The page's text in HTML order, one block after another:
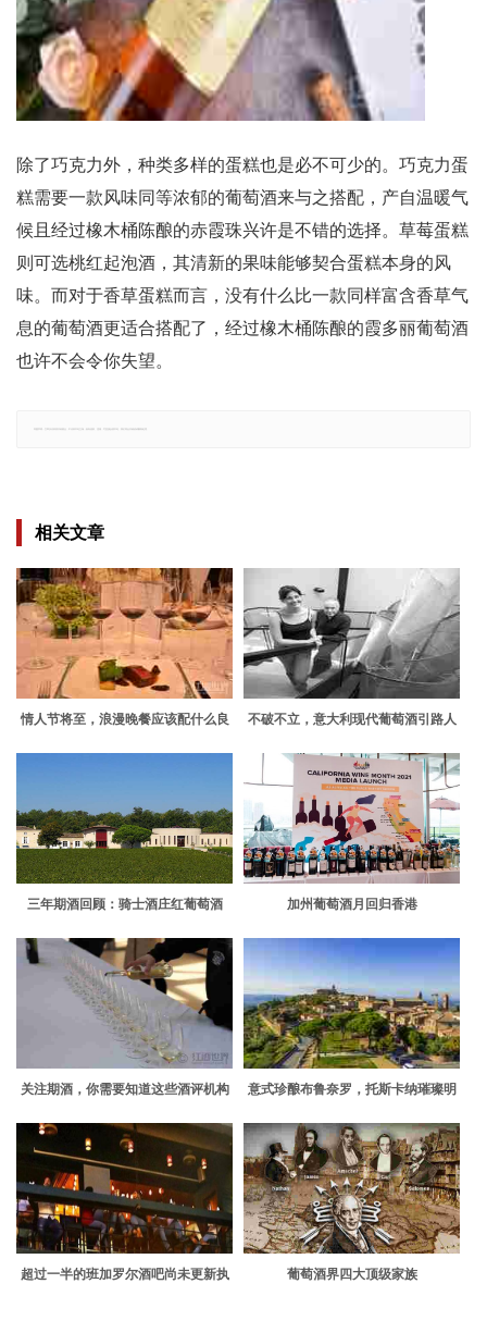
除了巧克力外，种类多样的蛋糕也是必不可少的。巧克力蛋
糕需要一款风味同等浓郁的葡萄酒来与之搭配，产自温暖气
候且经过橡木桶陈酿的赤霞珠兴许是不错的选择。草莓蛋糕
则可选桃红起泡酒，其清新的果味能够契合蛋糕本身的风
味。而对于香草蛋糕而言，没有什么比一款同样富含香草气
息的葡萄酒更适合搭配了，经过橡木桶陈酿的霞多丽葡萄酒
也许不会令你失望。
相关文章
情人节将至，浪漫晚餐应该配什么良
不破不立，意大利现代葡萄酒引路人
三年期酒回顾：骑士酒庄红葡萄酒 加州葡萄酒月回归香港
关注期酒，你需要知道这些酒评机构
意式珍酿布鲁奈罗，托斯卡纳璀璨明
超过一半的班加罗尔酒吧尚未更新执
葡萄酒界四大顶级家族